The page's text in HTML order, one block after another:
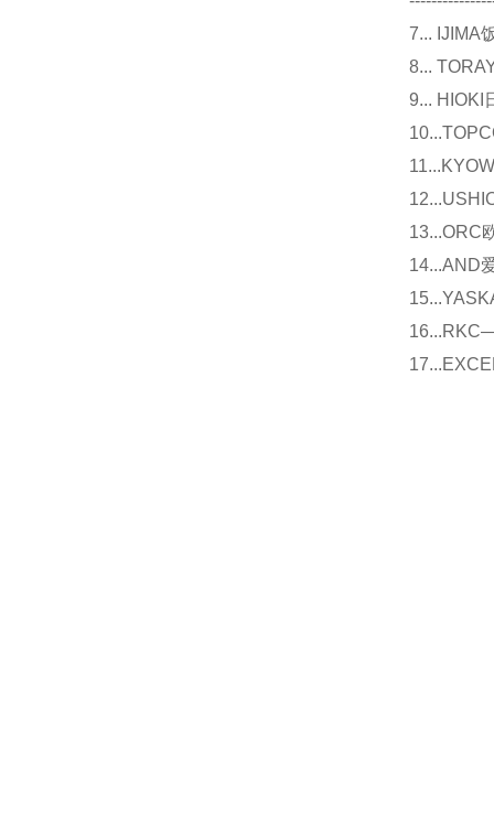
7... IJIMA
8...
9... HIOKI
13...ORC
14...AND